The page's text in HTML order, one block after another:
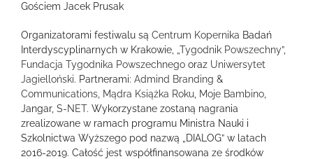
Gościem Jacek Prusak
Organizatorami festiwalu są Centrum Kopernika Badań
Interdyscyplinarnych w Krakowie, „ Tygodnik Powszechny”,
Fundacja Tygodnika Powszechnego oraz Uniwersytet
Jagielloński. Partnerami: Admind Branding &
Communications Mądra Książka Roku Moje Bambino
Jangar, S-NET. Wykorzystane zostaną nagrania
zrealizowane w ramach programu Ministra Nauki i
Szkolnictwa Wyższego pod nazwą „DIALOG” w latach
2016-2019. Całość jest współfinansowana ze środków